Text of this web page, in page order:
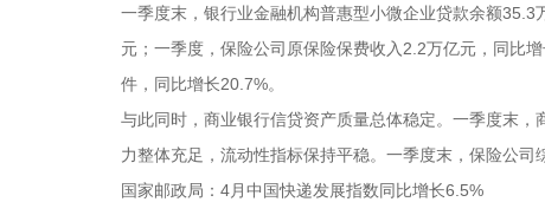
一季度末，银行业金融机构普惠型小微企业贷款余额
元；一季度，保险公司原保险保费收入2.2万亿元，同比
件，同比增长20.7%。
与此同时，商业银行信贷资产质量总体稳定。一季度末
力整体充足，流动性指标保持平稳。一季度末，保险公司
国家邮政局：4月中国快递发展指数同比增长6.5%